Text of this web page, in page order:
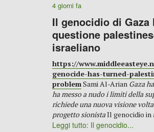
4 giorni fa
Il genocidio di
questione
israeliano
https://
genocide-has-turned-
problemSami Al-Arian Gaza
ha messo a nudo i limiti della
richiede una nuova visione
progetto sionistaIl genocidio in
Leggi tutto: Il genocidio...